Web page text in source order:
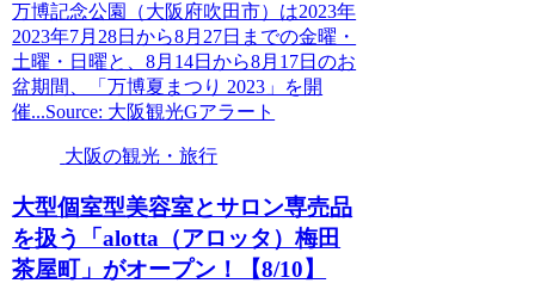
万博記念公園（大阪府吹田市）は2023年
2023年7月28日から8月27日までの金曜・
土曜・日曜と、8月14日から8月17日のお
盆期間、「万博夏まつり 2023」を開
催...Source: 大阪観光Gアラート
大阪の観光・旅行
大型個室型美容室とサロン専売品
を扱う「alotta（アロッタ）梅田
茶屋町」がオープン！【8/10】